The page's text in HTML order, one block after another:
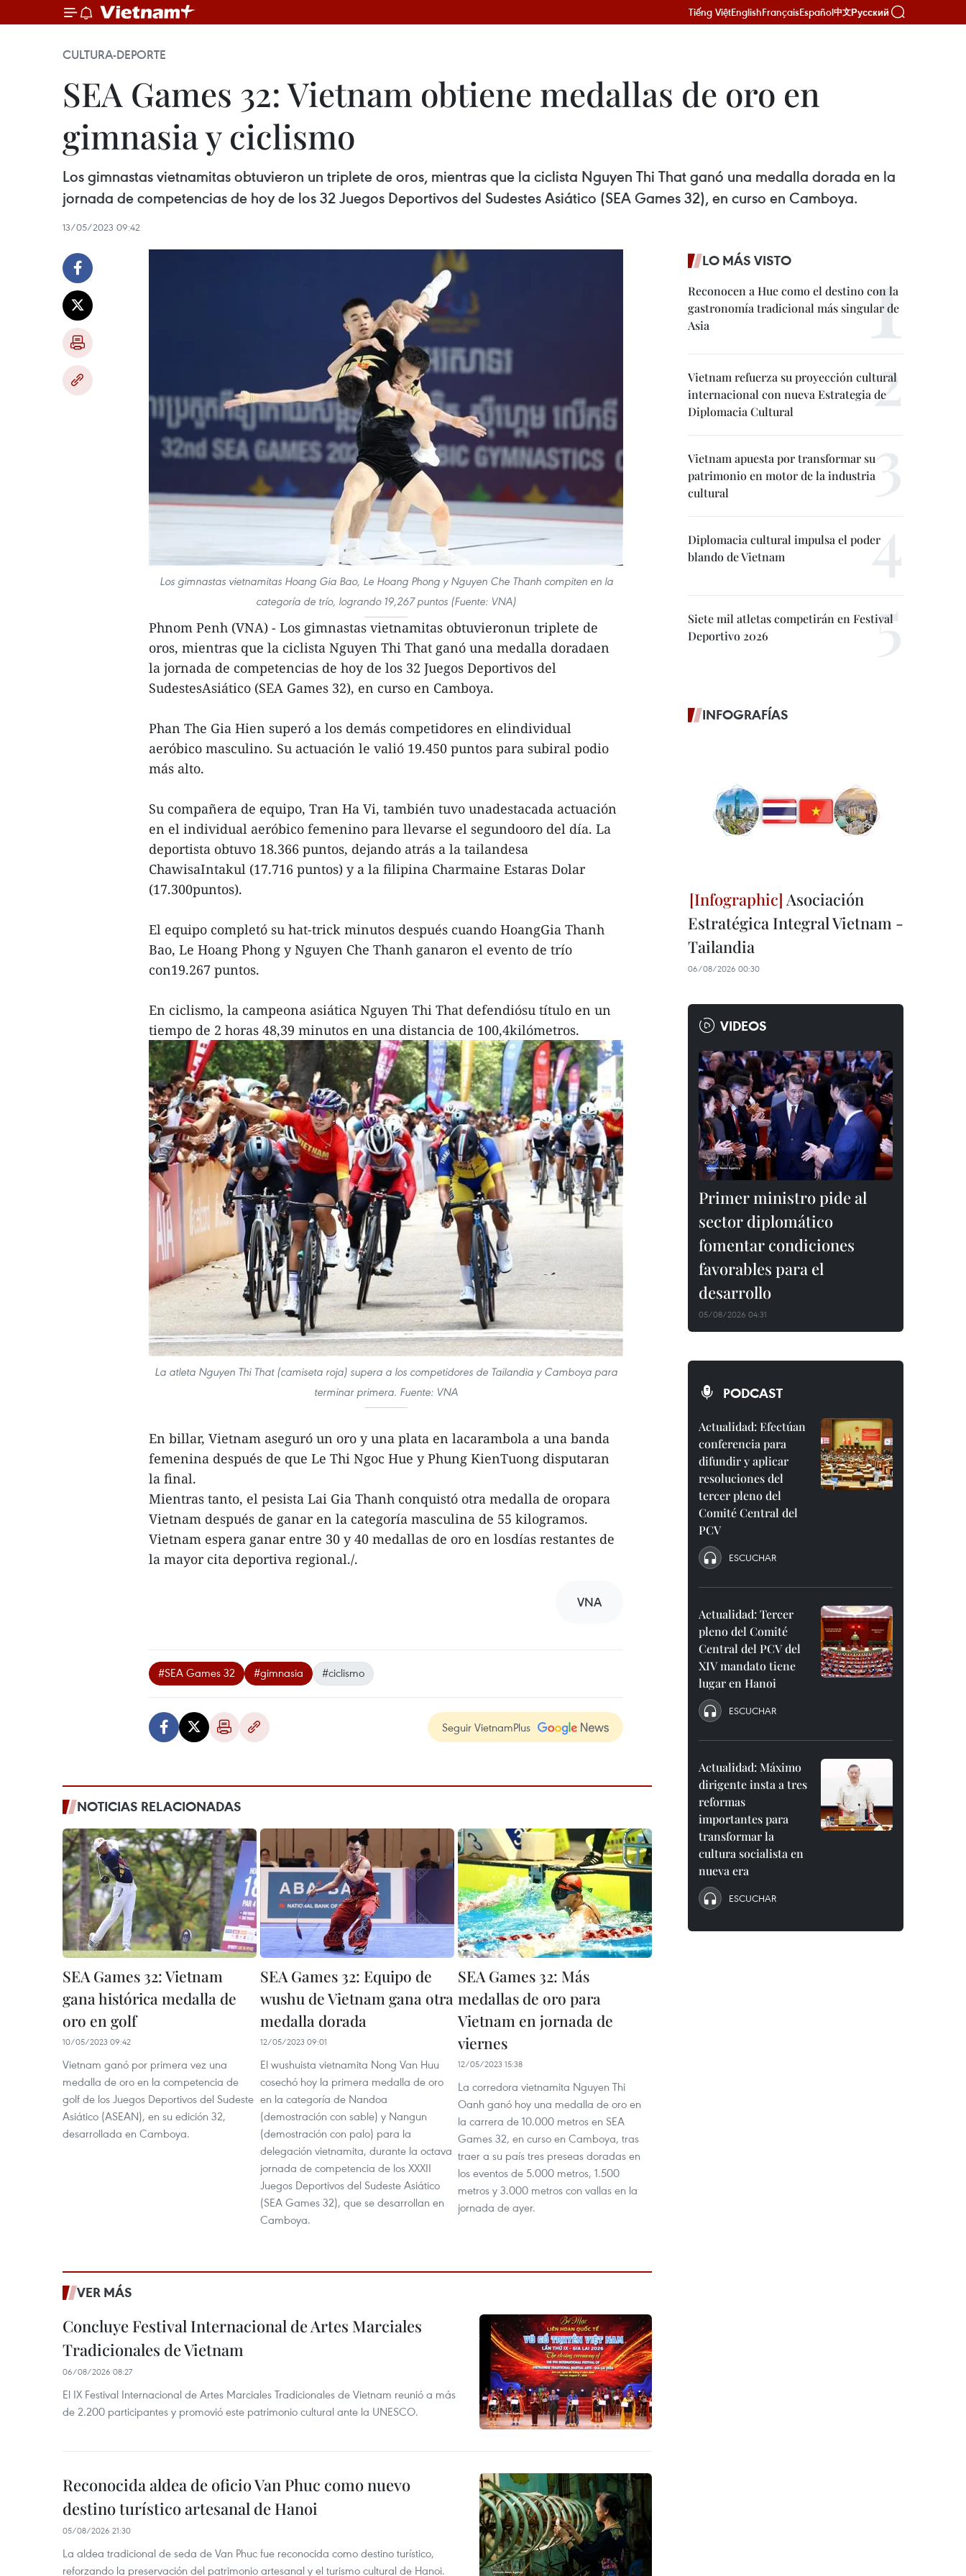
Tiếng ViệtEnglishFrançaisEspañol中文Русский
CULTURA-DEPORTE
SEA Games 32: Vietnam obtiene medallas de oro en
gimnasia y ciclismo
Los gimnastas vietnamitas obtuvieron un triplete de oros, mientras que la ciclista Nguyen Thi That ganó una medalla dorada en la
jornada de competencias de hoy de los 32 Juegos Deportivos del Sudestes Asiático (SEA Games 32), en curso en Camboya.
13/05/2023 09:42
Los gimnastas vietnamitas Hoang Gia Bao, Le Hoang Phong y Nguyen Che Thanh compiten en la
categoría de trío, logrando 19,267 puntos (Fuente: VNA)
Phnom Penh (VNA) - Los gimnastas vietnamitas obtuvieronun triplete de
oros, mientras que la ciclista Nguyen Thi That ganó una medalla doradaen
la jornada de competencias de hoy de los 32 Juegos Deportivos del
SudestesAsiático (SEA Games 32), en curso en Camboya.
Phan The Gia Hien superó a los demás competidores en elindividual
aeróbico masculino. Su actuación le valió 19.450 puntos para subiral podio
más alto.
Su compañera de equipo, Tran Ha Vi, también tuvo unadestacada actuación
en el individual aeróbico femenino para llevarse el segundooro del día. La
deportista obtuvo 18.366 puntos, dejando atrás a la tailandesa
ChawisaIntakul (17.716 puntos) y a la filipina Charmaine Estaras Dolar
(17.300puntos).
El equipo completó su hat-trick minutos después cuando HoangGia Thanh
Bao, Le Hoang Phong y Nguyen Che Thanh ganaron el evento de trío
con19.267 puntos.
En ciclismo, la campeona asiática Nguyen Thi That defendiósu título en un
tiempo de 2 horas 48,39 minutos en una distancia de 100,4kilómetros.
La atleta Nguyen Thi That (camiseta roja) supera a los competidores de Tailandia y Camboya para
terminar primera. Fuente: VNA
En billar, Vietnam aseguró un oro y una plata en lacarambola a una banda
femenina después de que Le Thi Ngoc Hue y Phung KienTuong disputaran
la final.
Mientras tanto, el pesista Lai Gia Thanh conquistó otra medalla de oropara
Vietnam después de ganar en la categoría masculina de 55 kilogramos.
Vietnam espera ganar entre 30 y 40 medallas de oro en losdías restantes de
la mayor cita deportiva regional./.
VNA
#SEA Games 32 #gimnasia #ciclismo
Seguir VietnamPlus
NOTICIAS RELACIONADAS
SEA Games 32: Vietnam
gana histórica medalla de
oro en golf
10/05/2023 09:42
Vietnam ganó por primera vez una
medalla de oro en la competencia de
golf de los Juegos Deportivos del Sudeste
Asiático (ASEAN), en su edición 32,
desarrollada en Camboya.
SEA Games 32: Equipo de
wushu de Vietnam gana otra
medalla dorada
12/05/2023 09:01
El wushuista vietnamita Nong Van Huu
cosechó hoy la primera medalla de oro
en la categoría de Nandoa
(demostración con sable) y Nangun
(demostración con palo) para la
delegación vietnamita, durante la octava
jornada de competencia de los XXXII
Juegos Deportivos del Sudeste Asiático
(SEA Games 32), que se desarrollan en
Camboya.
SEA Games 32: Más
medallas de oro para
Vietnam en jornada de
viernes
12/05/2023 15:38
La corredora vietnamita Nguyen Thi
Oanh ganó hoy una medalla de oro en
la carrera de 10.000 metros en SEA
Games 32, en curso en Camboya, tras
traer a su país tres preseas doradas en
los eventos de 5.000 metros, 1.500
metros y 3.000 metros con vallas en la
jornada de ayer.
VER MÁS
Concluye Festival Internacional de Artes Marciales
Tradicionales de Vietnam
06/08/2026 08:27
El IX Festival Internacional de Artes Marciales Tradicionales de Vietnam reunió a más
de 2.200 participantes y promovió este patrimonio cultural ante la UNESCO.
Reconocida aldea de oficio Van Phuc como nuevo
destino turístico artesanal de Hanoi
05/08/2026 21:30
La aldea tradicional de seda de Van Phuc fue reconocida como destino turístico,
reforzando la preservación del patrimonio artesanal y el turismo cultural de Hanoi.
LO MÁS VISTO
Reconocen a Hue como el destino con la
gastronomía tradicional más singular de
Asia
Vietnam refuerza su proyección cultural
internacional con nueva Estrategia de
Diplomacia Cultural
Vietnam apuesta por transformar su
patrimonio en motor de la industria
cultural
Diplomacia cultural impulsa el poder
blando de Vietnam
Siete mil atletas competirán en Festival
Deportivo 2026
INFOGRAFÍAS
Asociación
Estratégica Integral Vietnam -
Tailandia
06/08/2026 00:30
VIDEOS
Primer ministro pide al
sector diplomático
fomentar condiciones
favorables para el
desarrollo
05/08/2026 04:31
PODCAST
Actualidad: Efectúan
conferencia para
difundir y aplicar
resoluciones del
tercer pleno del
Comité Central del
PCV
ESCUCHAR
Actualidad: Tercer
pleno del Comité
Central del PCV del
XIV mandato tiene
lugar en Hanoi
ESCUCHAR
Actualidad: Máximo
dirigente insta a tres
reformas
importantes para
transformar la
cultura socialista en
nueva era
ESCUCHAR